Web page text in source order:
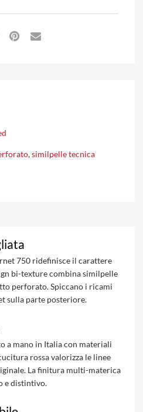
,similpelle tecnica
750 ridefinisce il carattere
bi-texture combina similpelle
perforato. Spiccano i ricami
sulla parte posteriore.
a mano in Italia con materiali
rossa valorizza le linee
La finitura multi-materica
e distintivo.